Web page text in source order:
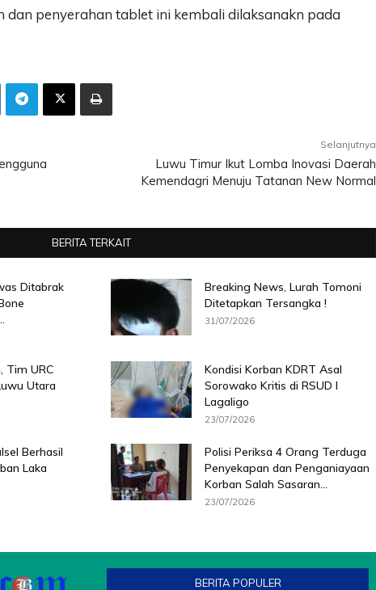
penyerahan tablet ini kembali dilaksanakn pada
Selanjutnya
Luwu Timur Ikut Lomba Inovasi Daerah
Kemendagri Menuju Tatanan New Normal
BERITA TERKAIT
Ditabrak
Breaking News, Lurah Tomoni
Ditetapkan Tersangka !
31/07/2026
Tim URC
Utara
Kondisi Korban KDRT Asal
Sorowako Kritis di RSUD I
Lagaligo
23/07/2026
Berhasil
Laka
Polisi Periksa 4 Orang Terduga
Penyekapan dan Penganiayaan
Korban Salah Sasaran...
23/07/2026
BERITA POPULER